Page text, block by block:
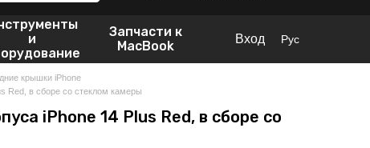
и
Запчасти к
MacBook
Вход Рус
крышки iPhone
Red, в сборе со стеклом камеры
iPhone 14 Plus Red, в сборе со